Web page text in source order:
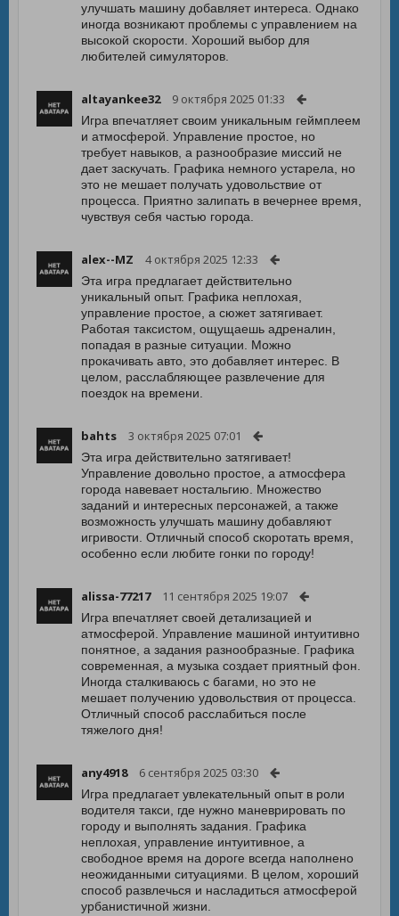
улучшать машину добавляет интереса. Однако
иногда возникают проблемы с управлением на
высокой скорости. Хороший выбор для
любителей симуляторов.
altayankee32 9 октября 2025 01:33
Игра впечатляет своим уникальным геймплеем
и атмосферой. Управление простое, но
требует навыков, а разнообразие миссий не
дает заскучать. Графика немного устарела, но
это не мешает получать удовольствие от
процесса. Приятно залипать в вечернее время,
чувствуя себя частью города.
alex--MZ 4 октября 2025 12:33
Эта игра предлагает действительно
уникальный опыт. Графика неплохая,
управление простое, а сюжет затягивает.
Работая таксистом, ощущаешь адреналин,
попадая в разные ситуации. Можно
прокачивать авто, это добавляет интерес. В
целом, расслабляющее развлечение для
поездок на времени.
bahts 3 октября 2025 07:01
Эта игра действительно затягивает!
Управление довольно простое, а атмосфера
города навевает ностальгию. Множество
заданий и интересных персонажей, а также
возможность улучшать машину добавляют
игривости. Отличный способ скоротать время,
особенно если любите гонки по городу!
alissa-77217 11 сентября 2025 19:07
Игра впечатляет своей детализацией и
атмосферой. Управление машиной интуитивно
понятное, а задания разнообразные. Графика
современная, а музыка создает приятный фон.
Иногда сталкиваюсь с багами, но это не
мешает получению удовольствия от процесса.
Отличный способ расслабиться после
тяжелого дня!
any4918 6 сентября 2025 03:30
Игра предлагает увлекательный опыт в роли
водителя такси, где нужно маневрировать по
городу и выполнять задания. Графика
неплохая, управление интуитивное, а
свободное время на дороге всегда наполнено
неожиданными ситуациями. В целом, хороший
способ развлечься и насладиться атмосферой
урбанистичной жизни.